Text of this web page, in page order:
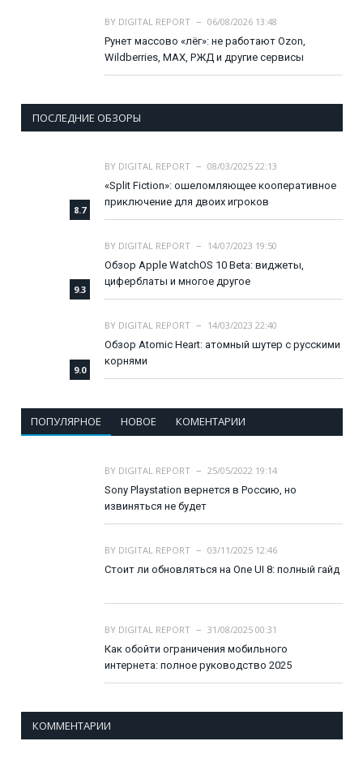
BY DIGITAL REPORT
06/08/2026 13:48
Рунет массово «лёг»: не работают Ozon,
Wildberries, MAX, РЖД и другие сервисы
ПОСЛЕДНИЕ ОБЗОРЫ
8.7
BY DIGITAL REPORT
08/03/2025 22:13
«Split Fiction»: ошеломляющее кооперативное
приключение для двоих игроков
9.3
BY DIGITAL REPORT
14/07/2023 19:50
Обзор Apple WatchOS 10 Beta: виджеты,
циферблаты и многое другое
9.0
BY DIGITAL REPORT
14/03/2023 22:40
Обзор Atomic Heart: атомный шутер с русскими
корнями
ПОПУЛЯРНОЕ НОВОЕ КОМЕНТАРИИ
BY DIGITAL REPORT
25/05/2022 19:14
Sony Playstation вернется в Россию, но
извиняться не будет
BY DIGITAL REPORT
03/11/2025 12:46
Стоит ли обновляться на One UI 8: полный гайд
BY DIGITAL REPORT
31/08/2025 00:31
Как обойти ограничения мобильного
интернета: полное руководство 2025
КОММЕНТАРИИ